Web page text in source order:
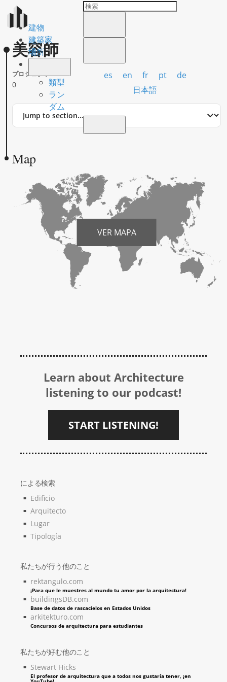
建物
建築家
場所
類型
ラン
ダム
es en fr pt
de
日本語
美容師
プロジェクト
0
Jump
Map
VER MAPA
Learn about Architecture
listening to our podcast!
START LISTENING!
による検索
Edificio
Arquitecto
Lugar
Tipología
私たちが行う他のこと
rektangulo.com
¡Para que le muestres al mundo tu amor por la arquitectura!
buildingsDB.com
Base de datos de rascacielos en Estados Unidos
arkitekturo.com
Concursos de arquitectura para estudiantes
私たちが好む他のこと
Stewart Hicks
El profesor de arquitectura que a todos nos gustaría tener, ¡en